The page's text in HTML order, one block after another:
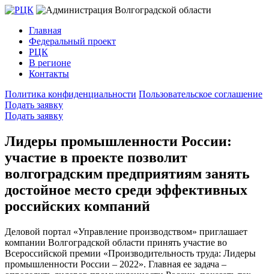
Главная
Федеральный проект
РЦК
В регионе
Контакты
Политика конфиденциальности Пользовательское соглашение
Подать заявку
Подать заявку
Лидеры промышленности России:
участие в проекте позволит
волгоградским предприятиям занять
достойное место среди эффективных
российских компаний
Деловой портал «Управление производством» приглашает
компании Волгоградской области принять участие во
Всероссийской премии «Производительность труда: Лидеры
промышленности России – 2022». Главная ее задача –